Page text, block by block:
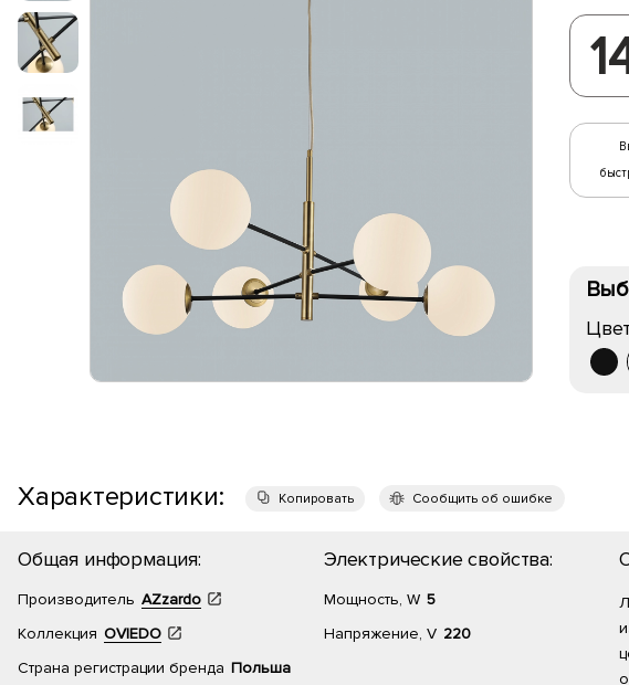
Характеристики: Копировать Сообщить об ошибке
Общая информация:
Производитель AZzardo
Коллекция OVIEDO
Страна регистрации бренда Польша
Электрические свойства:
Мощность, W 5
Напряжение, V 220